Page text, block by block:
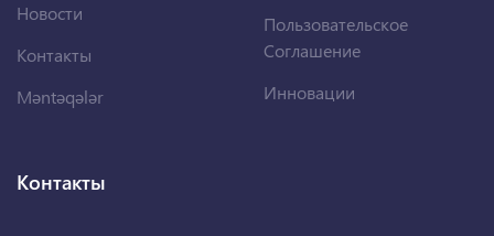
Новости
Контакты
Məntəqələr
Пользовательское
Соглашение
Инновации
Контакты